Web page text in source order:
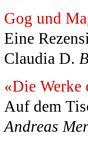
Gog und
Eine
Claudia D.
«Die Werke
Auf dem
Andreas